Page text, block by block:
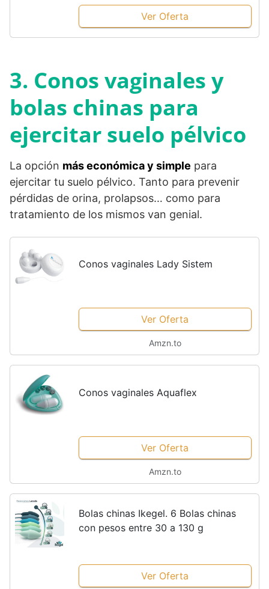
Ver Oferta
3. Conos vaginales y
bolas chinas para
ejercitar suelo pélvico
La opción más económica y simple para
ejercitar tu suelo pélvico. Tanto para prevenir
pérdidas de orina, prolapsos… como para
tratamiento de los mismos van genial.
Conos vaginales Lady Sistem
Ver Oferta
Amzn.to
Conos vaginales Aquaflex
Ver Oferta
Amzn.to
Bolas chinas Ikegel. 6 Bolas chinas
con pesos entre 30 a 130 g
Ver Oferta